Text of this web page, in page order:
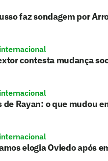
faz sondagem por
contesta mudança
de Rayan: o que mudou
elogia Oviedo após